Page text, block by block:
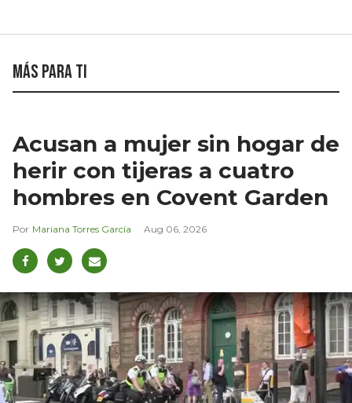
Más para ti
Acusan a mujer sin hogar de
herir con tijeras a cuatro
hombres en Covent Garden
Mariana Torres García Aug 06, 2026